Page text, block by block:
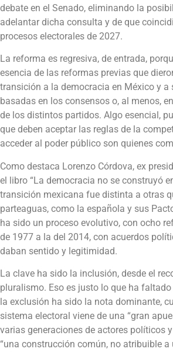
debate en el Senado, eliminando la
adelantar dicha consulta y de que
procesos electorales de 2027.
La reforma es regresiva, de entrada,
esencia de las reformas previas que
transición a la democracia en México y a
basadas en los consensos o, al menos,
de los distintos partidos. Algo esencial,
que deben aceptar las reglas de la
acceder al poder público son quienes
Como destaca Lorenzo Córdova, ex
el libro “La democracia no se construyó
transición mexicana fue distinta a otras
parteaguas, como la española y sus
ha sido un proceso evolutivo, con ocho
de 1977 a la del 2014, con acuerdos
daban sentido y legitimidad.
La clave ha sido la inclusión, desde el
pluralismo. Eso es justo lo que ha
la exclusión ha sido la nota dominante,
sistema electoral viene de una “gran
varias generaciones de actores políticos
“una construcción común, no atribuible